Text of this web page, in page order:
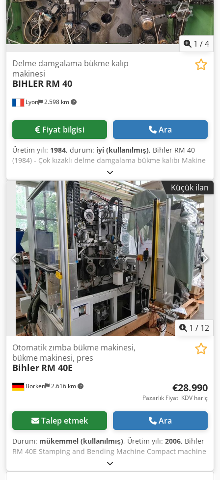
1 /4
Lyon 2.598 km
Delme damgalama bükme kalıp
makinesi
BIHLER RM 40
Fiyat bilgisi Ara
Üretim yılı: 1984, durum: iyi (kullanılmış), Bihler RM 40
(1984) - Çok kızaklı delme damgalama bükme kalıbı Makine
5 kızaklı olarak gösterilmiştir, ancak 6. bir kızak mevcuttur.
Şerit veya tel için birkaç ödeme mevcuttur. 8 tonluk pres ve
5 veya 6 kızaklı makine - tel veya şerit için hidrolik
sıkıştırma. Bir makine, makinenin arkasından, orta delikten
ek bir besleme sistemi ile donatılmışsa Dsdpfx Agjh T
Ulyonock
Küçük ilan
1 / 12
Borken 2.616 km
Otomatik zımba bükme makinesi,
bükme makinesi, pres
Bihler RM 40E
€28.990
Pazarlık Fiyatı KDV hariç
Talep etmek Ara
Durum: mükemmel (kullanılmış), Üretim yılı: 2006, Bihler
RM 40E Stamping and Bending Machine Compact machine
system for producing stamped and bent parts from strip
and wire. Quick-change tool clamping system Operator-